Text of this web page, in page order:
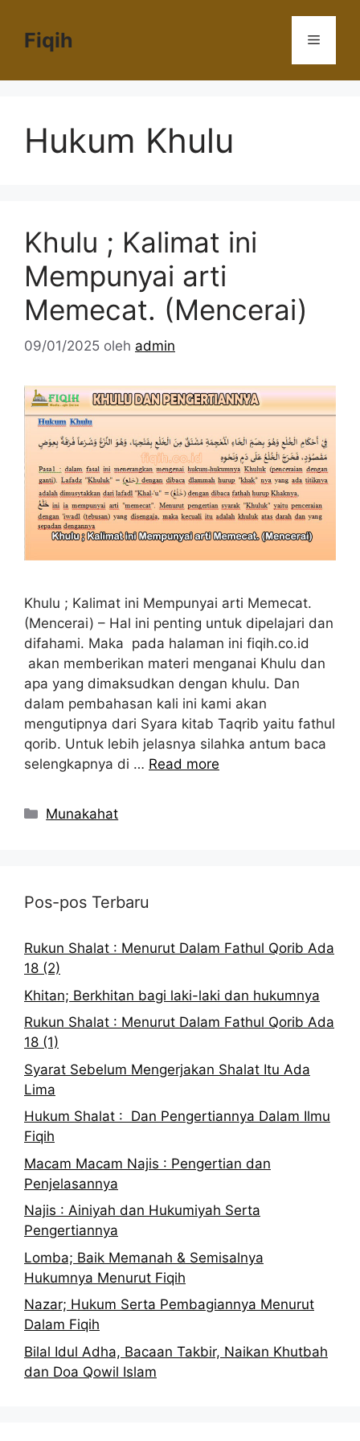
Fiqih Menu
Hukum Khulu
Khulu ; Kalimat ini
Mempunyai arti
Memecat. (Mencerai)
09/01/2025 oleh admin
Khulu ; Kalimat ini Mempunyai arti Memecat.
(Mencerai) – Hal ini penting untuk dipelajari dan
difahami. Maka pada halaman ini fiqih.co.id
akan memberikan materi menganai Khulu dan
apa yang dimaksudkan dengan khulu. Dan
dalam pembahasan kali ini kami akan
mengutipnya dari Syara kitab Taqrib yaitu fathul
qorib. Untuk lebih jelasnya silahka antum baca
selengkapnya di … Read more
Kategori
Munakahat
Pos-pos Terbaru
Rukun Shalat : Menurut Dalam Fathul Qorib Ada
18 (2)
Khitan; Berkhitan bagi laki-laki dan hukumnya
Rukun Shalat : Menurut Dalam Fathul Qorib Ada
18 (1)
Syarat Sebelum Mengerjakan Shalat Itu Ada
Lima
Hukum Shalat : Dan Pengertiannya Dalam Ilmu
Fiqih
Macam Macam Najis : Pengertian dan
Penjelasannya
Najis : Ainiyah dan Hukumiyah Serta
Pengertiannya
Lomba; Baik Memanah & Semisalnya
Hukumnya Menurut Fiqih
Nazar; Hukum Serta Pembagiannya Menurut
Dalam Fiqih
Bilal Idul Adha, Bacaan Takbir, Naikan Khutbah
dan Doa Qowil Islam